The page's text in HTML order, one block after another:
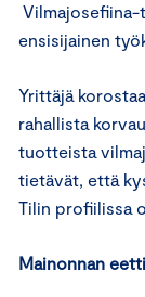
ensisijainen
Yrittäjä
rahallista
tuotteista
tietävät, että
Tilin profiilissa
Mainonnan